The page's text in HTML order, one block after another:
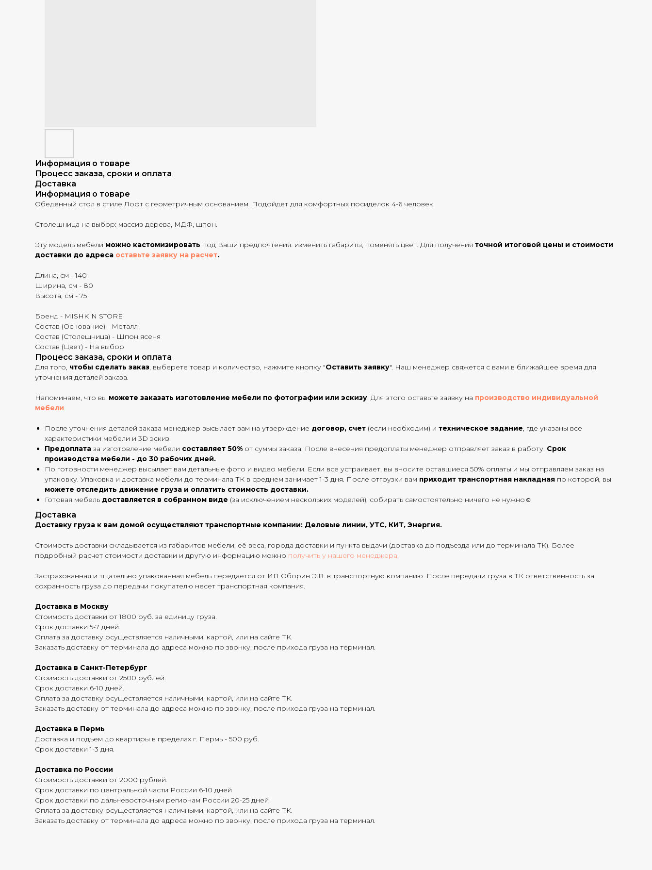
Информация о товаре
Процесс заказа, сроки и оплата
Доставка
Информация о товаре
Обеденный стол в стиле Лофт с геометричным основанием. Подойдет для комфортных посиделок 4-6 человек.
Столешница на выбор: массив дерева, МДФ, шпон.
Эту модель мебели можно кастомизировать под Ваши предпочтения: изменить габариты, поменять цвет. Для получения точной итоговой цены и стоимости
доставки до адреса оставьте заявку на расчет.
Длина, см - 140
Ширина, см - 80
Высота, см - 75
Бренд - MISHKIN STORE
Состав (Основание) - Металл
Состав (Столешница) - Шпон ясеня
Состав (Цвет) - На выбор
Процесс заказа, сроки и оплата
Для того, чтобы сделать заказ, выберете товар и количество, нажмите кнопку "Оставить заявку". Наш менеджер свяжется с вами в ближайшее время для
уточнения деталей заказа.
Напоминаем, что вы можете заказать изготовление мебели по фотографии или эскизу. Для этого оставьте заявку на производство индивидуальной
мебели.
После уточнения деталей заказа менеджер высылает вам на утверждение договор, счет (если необходим) и техническое задание, где указаны все
характеристики мебели и 3D эскиз.
Предоплата за изготовление мебели составляет 50% от суммы заказа. После внесения предоплаты менеджер отправляет заказ в работу. Срок
производства мебели - до 30 рабочих дней.
По готовности менеджер высылает вам детальные фото и видео мебели. Если все устраивает, вы вносите оставшиеся 50% оплаты и мы отправляем заказ на
упаковку. Упаковка и доставка мебели до терминала ТК в среднем занимает 1-3 дня. После отгрузки вам приходит транспортная накладная по которой, вы
можете отследить движение груза и оплатить стоимость доставки.
Готовая мебель доставляется в собранном виде (за исключением нескольких моделей), собирать самостоятельно ничего не нужно☺
Доставка
Доставку груза к вам домой осуществляют транспортные компании: Деловые линии, УТС, КИТ, Энергия.
Стоимость доставки складывается из габаритов мебели, её веса, города доставки и пункта выдачи (доставка до подъезда или до терминала ТК). Более
подробный расчет стоимости доставки и другую информацию можно получить у нашего менеджера.
Застрахованная и тщательно упакованная мебель передается от ИП Оборин Э.В. в транспортную компанию. После передачи груза в ТК ответственность за
сохранность груза до передачи покупателю несет транспортная компания.
Доставка в Москву
Стоимость доставки от 1800 руб. за единицу груза.
Срок доставки 5-7 дней.
Оплата за доставку осуществляется наличными, картой, или на сайте ТК.
Заказать доставку от терминала до адреса можно по звонку, после прихода груза на терминал.
Доставка в Санкт-Петербург
Стоимость доставки от 2500 рублей.
Срок доставки 6-10 дней.
Оплата за доставку осуществляется наличными, картой, или на сайте ТК.
Заказать доставку от терминала до адреса можно по звонку, после прихода груза на терминал.
Доставка в Пермь
Доставка и подъем до квартиры в пределах г. Пермь - 500 руб.
Срок доставки 1-3 дня.
Доставка по России
Стоимость доставки от 2000 рублей.
Срок доставки по центральной части России 6-10 дней
Срок доставки по дальневосточным регионам России 20-25 дней
Оплата за доставку осуществляется наличными, картой, или на сайте ТК.
Заказать доставку от терминала до адреса можно по звонку, после прихода груза на терминал.